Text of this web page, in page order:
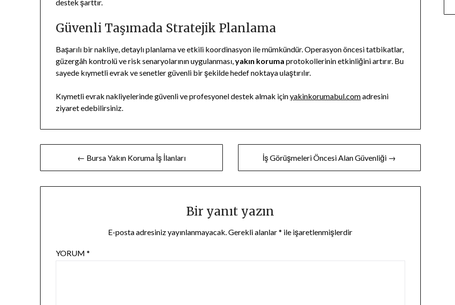
destek şarttır.
Güvenli Taşımada Stratejik Planlama
Başarılı bir nakliye, detaylı planlama ve etkili koordinasyon ile mümkündür. Operasyon öncesi tatbikatlar,
güzergâh kontrolü ve risk senaryolarının uygulanması,yakın koruma protokollerinin etkinliğini artırır. Bu
sayede kıymetli evrak ve senetler güvenli bir şekilde hedef noktaya ulaştırılır.
Kıymetli evrak nakliyelerinde güvenli ve profesyonel destek almak içinyakinkorumabul.comadresini
ziyaret edebilirsiniz.
gezinmesi
← Bursa Yakın Koruma İş İlanları İş Görüşmeleri Öncesi Alan Güvenliği →
Bir yanıt yazın
E-posta adresiniz yayınlanmayacak.Gerekli alanlar* ile işaretlenmişlerdir
YORUM*